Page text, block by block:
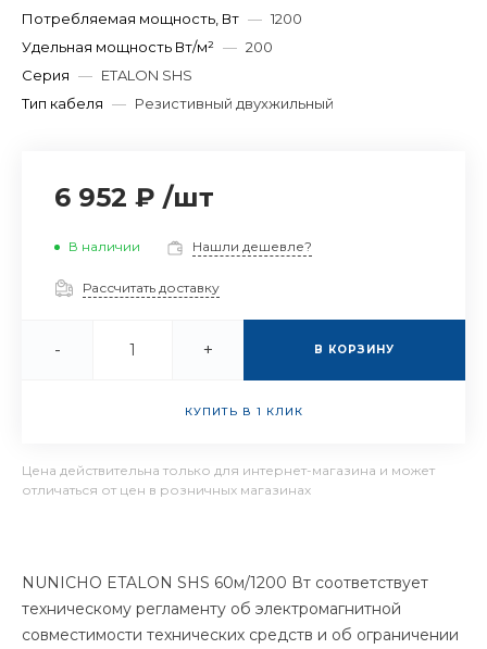
Потребляемая мощность, Вт — 1200
Удельная мощность Вт/м² — 200
Серия — ETALON SHS
Тип кабеля — Резистивный двухжильный
6 952 ₽ /шт
В наличии Нашли дешевле?
Рассчитать доставку
- + В КОРЗИНУ
КУПИТЬ В 1 КЛИК
Цена действительна только для интернет-магазина и может
отличаться от цен в розничных магазинах
NUNICHO ETALON SHS 60м/1200 Вт соответствует
техническому регламенту об электромагнитной
совместимости технических средств и об ограничении